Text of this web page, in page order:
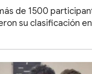
de 1500
su clasificación